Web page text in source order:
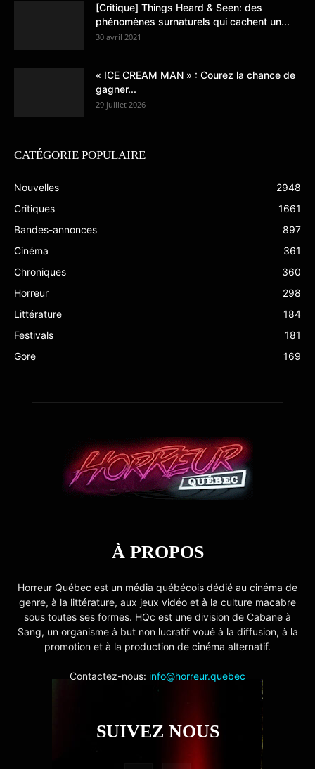
[Critique] Things Heard & Seen: des
phénomènes surnaturels qui cachent un...
30 avril 2021
« ICE CREAM MAN » : Courez la chance de
gagner...
29 juillet 2026
CATÉGORIE POPULAIRE
Nouvelles
2948
Critiques
1661
Bandes-annonces
897
Cinéma
361
Chroniques
360
Horreur
298
Littérature
184
Festivals
181
Gore
169
À PROPOS
Horreur Québec est un média québécois dédié au cinéma de
genre, à la littérature, aux jeux vidéo et à la culture macabre
sous toutes ses formes. HQc est une division de Cabane à
Sang, un organisme à but non lucratif voué à la diffusion, à la
promotion et à la production de cinéma alternatif.
Contactez-nous: info@horreur.quebec
SUIVEZ NOUS